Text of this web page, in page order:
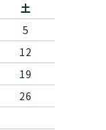
土
5
12
19
26